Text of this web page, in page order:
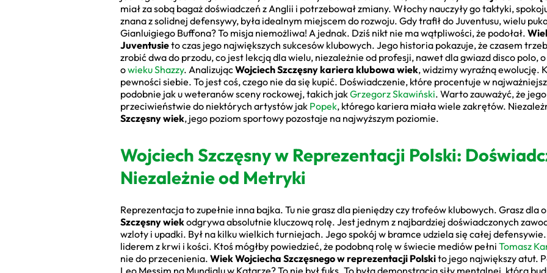
miał za sobą bagaż doświadczeń z Anglii i potrzebował zmiany. Włochy nauczyły go taktyki,
znana z solidnej defensywy, była idealnym miejscem do rozwoju. Gdy trafił do Juventusu, wielu
Gianluigiego Buffona? To misja niemożliwa! A jednak. Dziś nikt nie ma wątpliwości, że podołał.
Juventusieto czas jego największych sukcesów klubowych. Jego historia pokazuje, że czasem
zrobić dwa do przodu, co jest lekcją dla wielu, niezależnie od profesji, nawet dla gwiazd disco polo,
owieku Shazzy. AnalizującWojciech Szczęsny kariera klubowa wiek, widzimy wyraźną ewolucję.
pewności siebie. To jest coś, czego nie da się kupić. Doświadczenie, które procentuje w
podobnie jak u weteranów sceny rockowej, takich jakGrzegorz Skawiński. Warto zauważyć, że
przeciwieństwie do niektórych artystów jak Popek, którego kariera miała wiele zakrętów.
Szczęsny wiek, jego poziom sportowy pozostaje na najwyższym poziomie.
Wojciech Szczęsny w Reprezentacji Polski:
Niezależnie od Metryki
Reprezentacja to zupełnie inna bajka. Tu nie grasz dla pieniędzy czy trofeów klubowych. Grasz dla
Szczęsny wiekodgrywa absolutnie kluczową rolę. Jest jednym z najbardziej doświadczonych
wzloty i upadki. Był na kilku wielkich turniejach. Jego spokój w bramce udziela się całej
liderem z krwi i kości. Ktoś mógłby powiedzieć, że podobną rolę w świecie mediów pełni Tomasz
nie do przecenienia. Wiek Wojciecha Szczęsnego w reprezentacji Polskito jego największy atut.